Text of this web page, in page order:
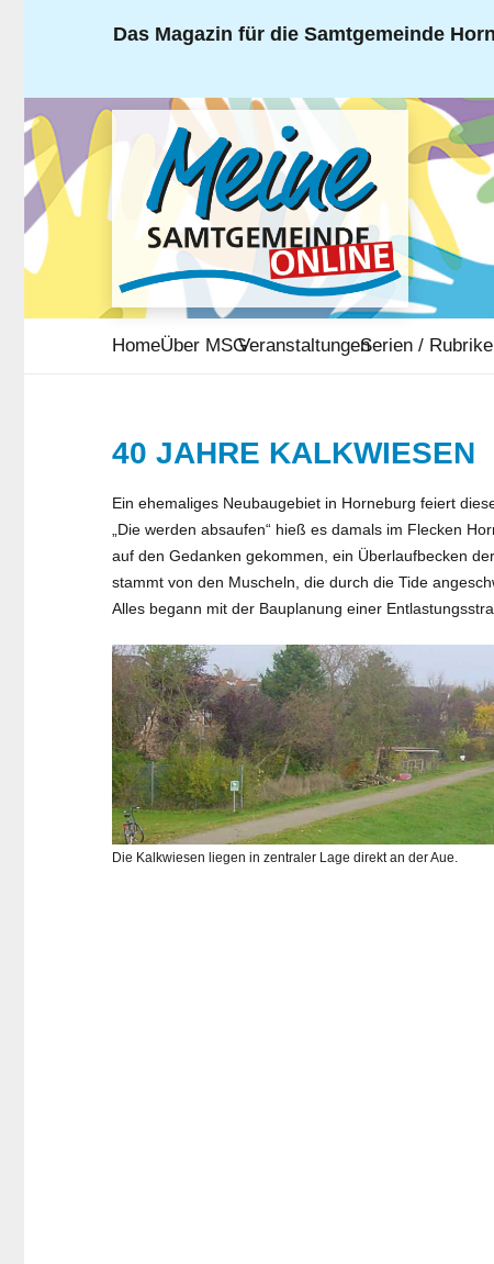
Das Magazin für die Samtgemeinde
HomeÜber MSGVeranstaltungenSerien /
40 JAHRE KALKWIESEN
Ein ehemaliges Neubaugebiet in Horneburg feiert
„Die werden absaufen“ hieß es damals im Flecken
auf den Gedanken gekommen, ein Überlaufbecken
stammt von den Muscheln, die durch die Tide
Alles begann mit der Bauplanung einer
Die Kalkwiesen liegen in zentraler Lage direkt an der Aue.